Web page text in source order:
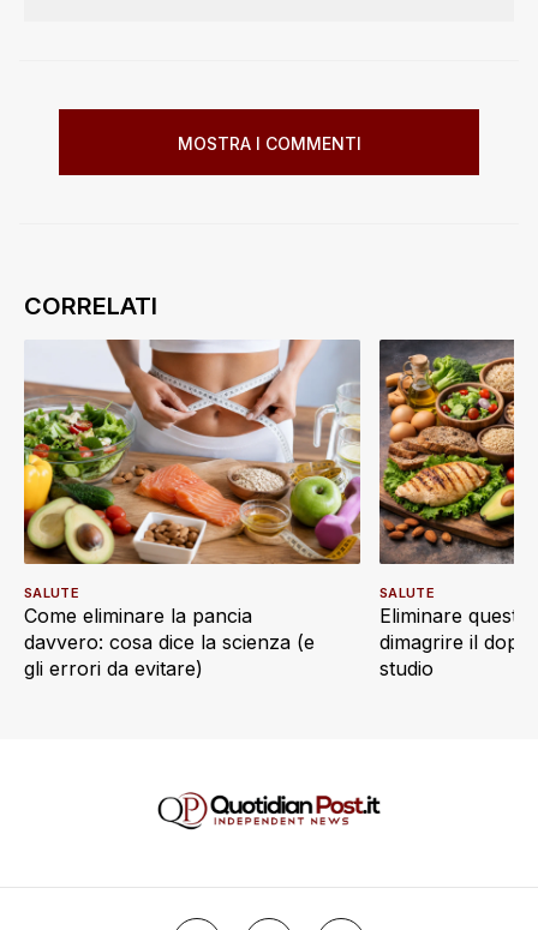
MOSTRA I COMMENTI
Come eliminare la pancia
davvero: cosa dice la scienza (e
gli errori da evitare)
SALUTE
Eliminare questi
dimagrire il
studio
SALUTE